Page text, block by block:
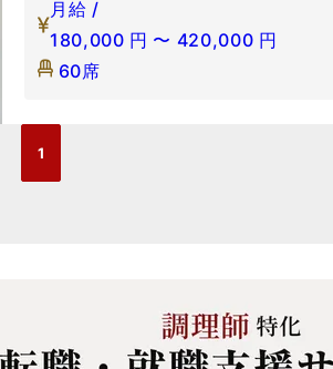
月給 /
180,000 円 〜 420,000 円
60席
1